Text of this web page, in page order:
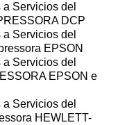
Servicios del
DCP
Servicios del
EPSON
Servicios del
EPSON e
Servicios del
HEWLETT-